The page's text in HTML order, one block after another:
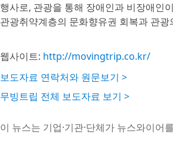
행사로, 관광을 통해 장애인과 비장애인
관광취약계층의 문화향유권 회복과 관
웹사이트: http://movingtrip.co.kr/
보도자료 연락처와 원문보기 >
무빙트립 전체 보도자료 보기 >
이 뉴스는 기업·기관·단체가 뉴스와이